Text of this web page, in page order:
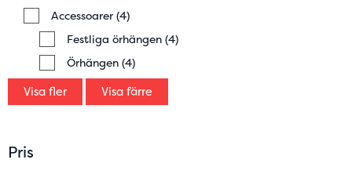
Accessoarer (4)
Festliga örhängen (4)
Örhängen (4)
Visa fler Visa färre
Pris